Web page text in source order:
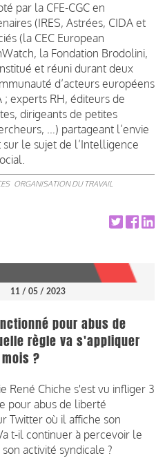
par la CFE-CGC en
(IRES, Astrées, CIDA et
(la CEC European
la Fondation Brodolini,
et réuni durant deux
d’acteurs européens
; experts RH, éditeurs de
dirigeants de petites
…) partageant l’envie
le sujet de l’Intelligence
ORGANISATION DU TRAVAIL
11 / 05 / 2023
pour abus de
règle va s'appliquer
?
René Chiche s'est vu infliger 3
pour abus de liberté
Twitter où il affiche son
t-il continuer à percevoir le
activité syndicale ?